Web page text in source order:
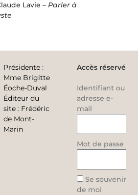
Lavie – Parler à
Présidente :
Mme Brigitte
Éoche-Duval
Éditeur du
site : Frédéric
de Mont-
Marin
Accès réservé
Identifiant ou
adresse e-
mail
Mot de passe
Se souvenir
de moi